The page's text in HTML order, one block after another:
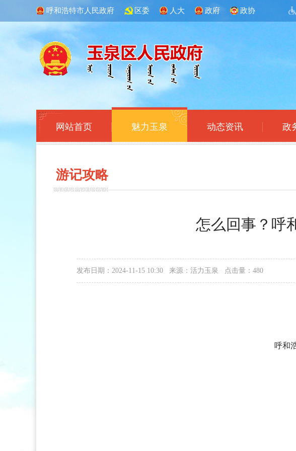
呼和浩特市人民政府 区委 人大 政府 政协
网站首页 魅力玉泉 动态资讯 政
游记攻略
怎么回事？呼
发布日期：2024-11-15 10:30 来源：活力玉泉 点击量：480
呼和